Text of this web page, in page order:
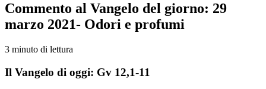
Commento al Vangelo del giorno: 29
marzo 2021- Odori e profumi
3 minuto di lettura
Il Vangelo di oggi: Gv 12,1-11